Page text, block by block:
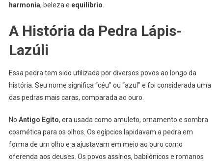
harmonia, beleza e equilíbrio
A História da Pedra Lápis-
Lazúli
Essa pedra tem sido utilizada por diversos povos ao longo da
história. Seu nome significa “céu” ou “azul” e foi considerada uma
das pedras mais caras, comparada ao ouro.
No Antigo Egito, era usada como amuleto, ornamento e sombra
cosmética para os olhos. Os egípcios lapidavam a pedra em
forma de um olho e a ajustavam em meio ao ouro como
oferenda aos deuses. Os povos assírios, babilônicos e romanos